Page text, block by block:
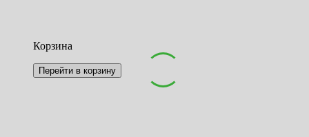
Корзина
Перейти в корзину